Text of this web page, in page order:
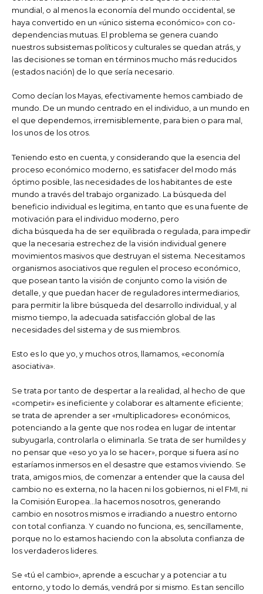
mundial, o al menos la economía del mundo occidental, se
haya convertido en un «único sistema económico» con co-
dependencias mutuas. El problema se genera cuando
nuestros subsistemas políticos y culturales se quedan atrás, y
las decisiones se toman en términos mucho más reducidos
(estados nación) de lo que sería necesario.
Como decían los Mayas, efectivamente hemos cambiado de
mundo. De un mundo centrado en el individuo, a un mundo en
el que dependemos, irremisiblemente, para bien o para mal,
los unos de los otros.
Teniendo esto en cuenta, y considerando que la esencia del
proceso económico moderno, es satisfacer del modo más
óptimo posible, las necesidades de los habitantes de este
mundo a través del trabajo organizado. La búsqueda del
beneficio individual es legitima, en tanto que es una fuente de
motivación para el individuo moderno, pero
dicha búsqueda ha de ser equilibrada o regulada, para impedir
que la necesaria estrechez de la visión individual genere
movimientos masivos que destruyan el sistema. Necesitamos
organismos asociativos que regulen el proceso económico,
que posean tanto la visión de conjunto como la visión de
detalle, y que puedan hacer de reguladores intermediarios,
para permitir la libre búsqueda del desarrollo individual, y al
mismo tiempo, la adecuada satisfacción global de las
necesidades del sistema y de sus miembros.
Esto es lo que yo, y muchos otros, llamamos, «economía
asociativa».
Se trata por tanto de despertar a la realidad, al hecho de que
«competir» es ineficiente y colaborar es altamente eficiente;
se trata de aprender a ser «multiplicadores» económicos,
potenciando a la gente que nos rodea en lugar de intentar
subyugarla, controlarla o eliminarla. Se trata de ser humildes y
no pensar que «eso yo ya lo se hacer», porque si fuera así no
estaríamos inmersos en el desastre que estamos viviendo. Se
trata, amigos mios, de comenzar a entender que la causa del
cambio no es externa, no la hacen ni los gobiernos, ni el FMI, ni
la Comisión Europea…la hacemos nosotros, generando
cambio en nosotros mismos e irradiando a nuestro entorno
con total confianza. Y cuando no funciona, es, sencillamente,
porque no lo estamos haciendo con la absoluta confianza de
los verdaderos lideres.
Se «tú el cambio», aprende a escuchar y a potenciar a tu
entorno, y todo lo demás, vendrá por si mismo. Es tan sencillo